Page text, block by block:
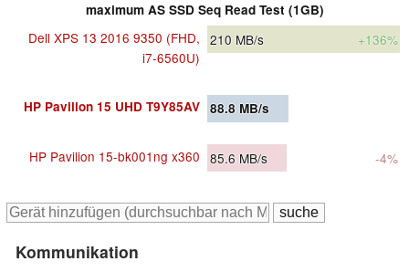
maximum AS SSD Seq Read Test (1GB)
Dell XPS 13 2016 9350 (FHD,
i7-6560U)
210 MB/s +136%
HP Pavilion 15 UHD T9Y85AV 88.8 MB/s
HP Pavilion 15-bk001ng x360 85.6 MB/s -4%
Kommunikation